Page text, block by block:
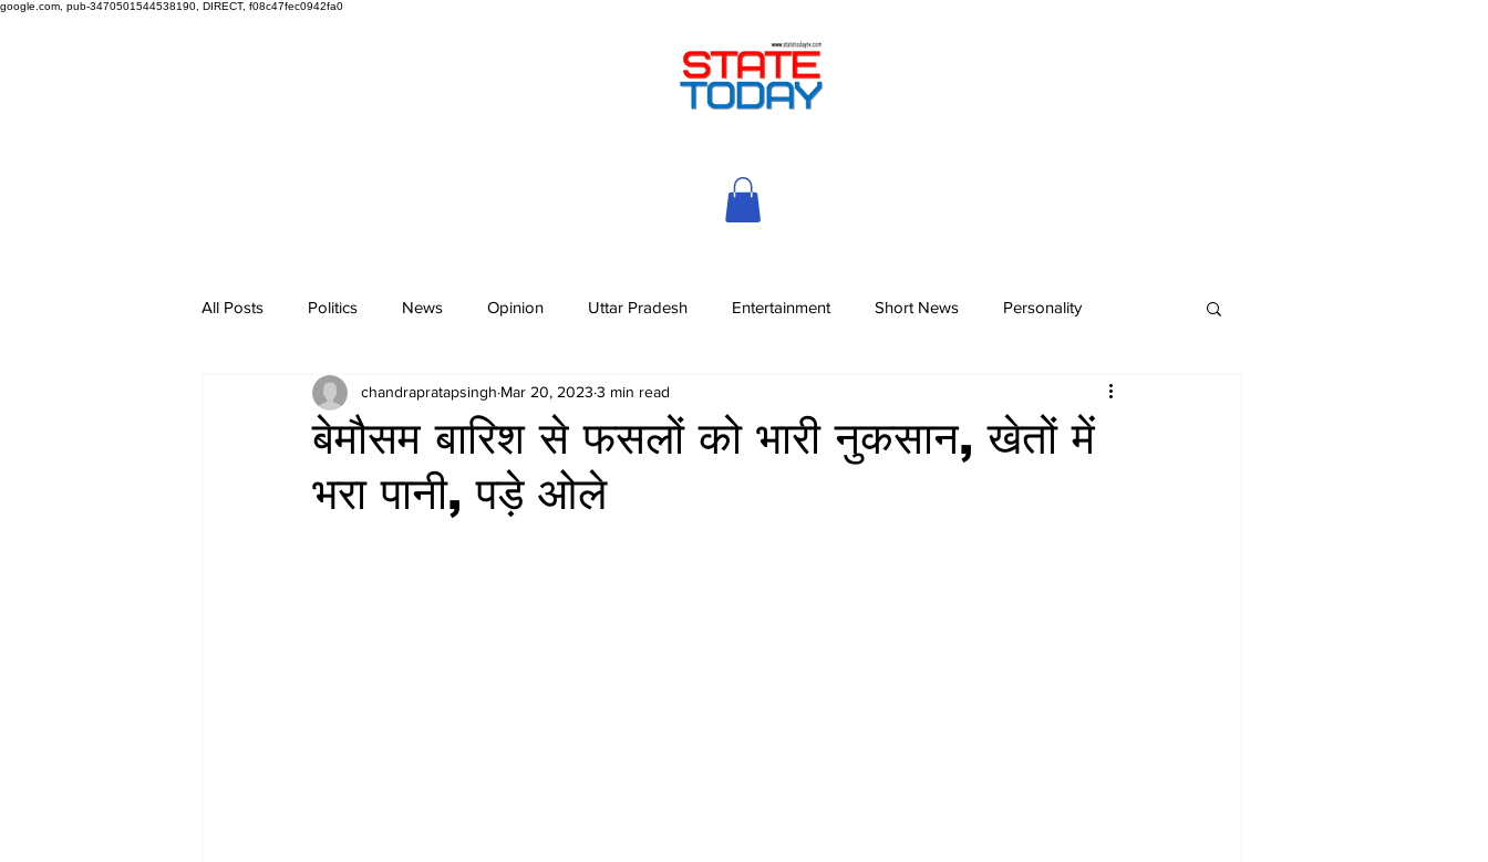
google.com, pub-3470501544538190, DIRECT, f08c47fec0942fa0
All Posts Politics News Opinion Uttar Pradesh Entertainment Short News Personality
बेमौसम बारिश से फसलों को भारी नुकसान, खेतों में
भरा पानी, पड़े ओले
chandrapratapsingh Mar 20, 2023 3 min read